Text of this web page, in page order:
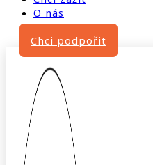
O nás
Chci podpořit